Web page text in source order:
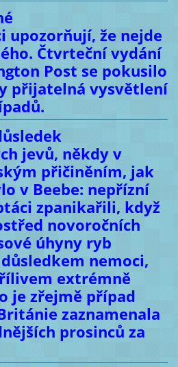
upozorňují, že nejde
Čtvrteční vydání
Post se pokusilo
přijatelná vysvětlení
jevů, někdy v
přičiněním, jak
v Beebe: nepřízní
zpanikařili, když
novoročních
úhyny ryb
nemoci,
extrémně
je zřejmě případ
zaznamenala
prosinců za